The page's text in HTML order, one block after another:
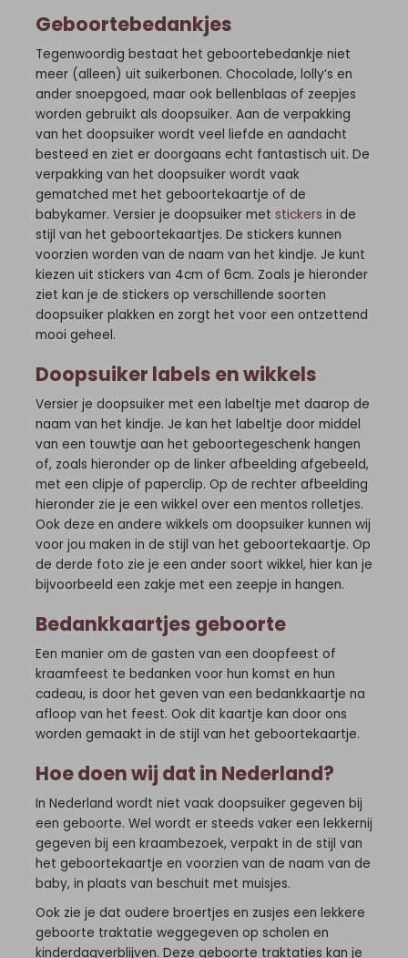
Geboortebedankjes
Tegenwoordig bestaat het geboortebedankje niet
meer (alleen) uit suikerbonen. Chocolade, lolly’s en
ander snoepgoed, maar ook bellenblaas of zeepjes
worden gebruikt als doopsuiker. Aan de verpakking
van het doopsuiker wordt veel liefde en aandacht
besteed en ziet er doorgaans echt fantastisch uit. De
verpakking van het doopsuiker wordt vaak
gematched met het geboortekaartje of de
babykamer. Versier je doopsuiker met stickers in de
stijl van het geboortekaartjes. De stickers kunnen
voorzien worden van de naam van het kindje. Je kunt
kiezen uit stickers van 4cm of 6cm. Zoals je hieronder
ziet kan je de stickers op verschillende soorten
doopsuiker plakken en zorgt het voor een ontzettend
mooi geheel.
Doopsuiker labels en wikkels
Versier je doopsuiker met een labeltje met daarop de
naam van het kindje. Je kan het labeltje door middel
van een touwtje aan het geboortegeschenk hangen
of, zoals hieronder op de linker afbeelding afgebeeld,
met een clipje of paperclip. Op de rechter afbeelding
hieronder zie je een wikkel over een mentos rolletjes.
Ook deze en andere wikkels om doopsuiker kunnen wij
voor jou maken in de stijl van het geboortekaartje. Op
de derde foto zie je een ander soort wikkel, hier kan je
bijvoorbeeld een zakje met een zeepje in hangen.
Bedankkaartjes geboorte
Een manier om de gasten van een doopfeest of
kraamfeest te bedanken voor hun komst en hun
cadeau, is door het geven van een bedankkaartje na
afloop van het feest. Ook dit kaartje kan door ons
worden gemaakt in de stijl van het geboortekaartje.
Hoe doen wij dat in Nederland?
In Nederland wordt niet vaak doopsuiker gegeven bij
een geboorte. Wel wordt er steeds vaker een lekkernij
gegeven bij een kraambezoek, verpakt in de stijl van
het geboortekaartje en voorzien van de naam van de
baby, in plaats van beschuit met muisjes.
Ook zie je dat oudere broertjes en zusjes een lekkere
geboorte traktatie weggegeven op scholen en
kinderdagverblijven. Deze geboorte traktaties kan je